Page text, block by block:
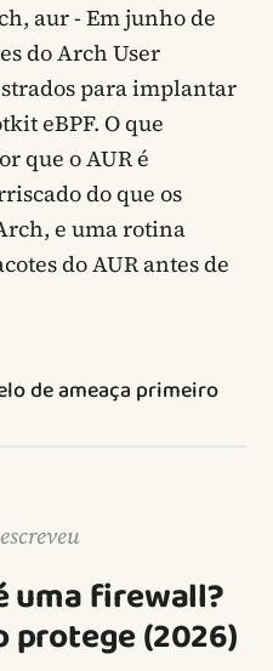
aur - Em junho de
do Arch User
para implantar
eBPF. O que
que o AUR é
do que os
e uma rotina
do AUR antes de
de ameaça primeiro
escreveu
uma firewall?
protege (2026)